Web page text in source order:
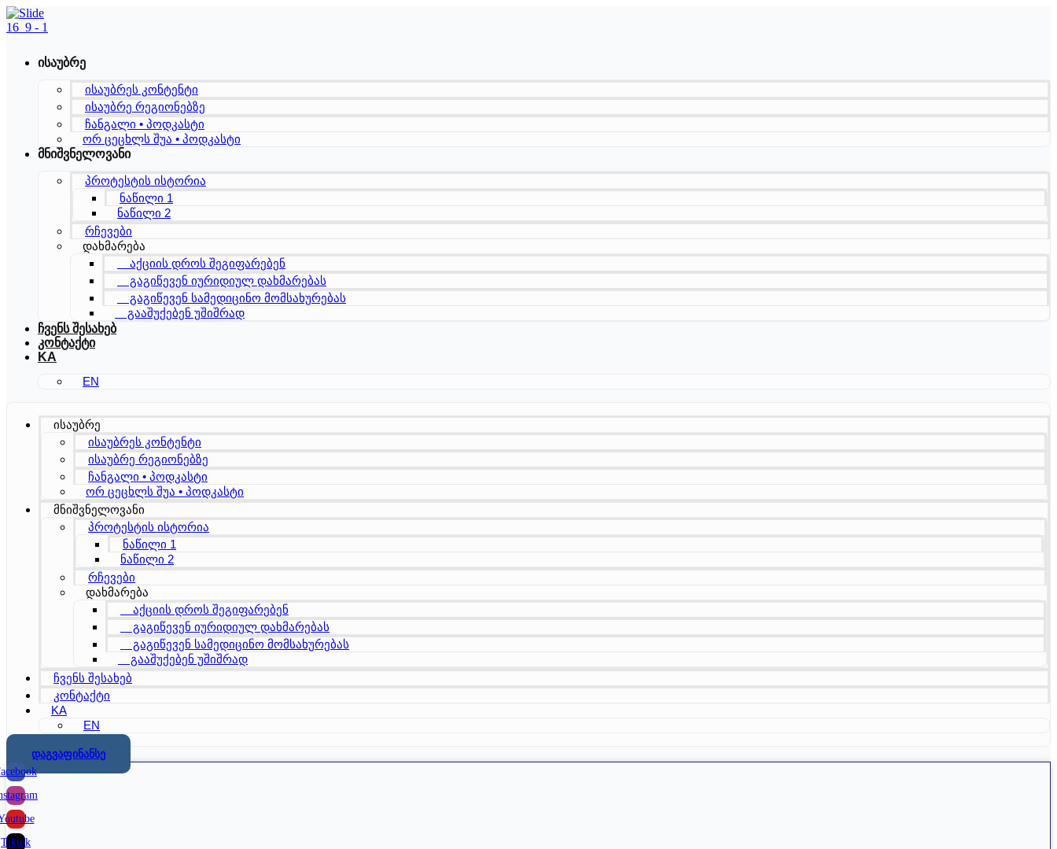
Skip
to
ისაუბრე
ისაუბრეს კონტენტი
ისაუბრე რეგიონებზე
ჩანგალი • პოდკასტი
ორ ცეცხლს შუა • პოდკასტი
მნიშვნელოვანი
პროტესტის ისტორია
ნაწილი 1
ნაწილი 2
რჩევები
დახმარება
აქციის დროს შეგიფარებენ
გაგიწევენ იურიდიულ დახმარებას
გაგიწევენ სამედიცინო მომსახურებას
გააშუქებენ უშიშრად
ჩვენს შესახებ
კონტაქტი
KA
EN
ისაუბრე
ისაუბრეს კონტენტი
ისაუბრე რეგიონებზე
ჩანგალი • პოდკასტი
ორ ცეცხლს შუა • პოდკასტი
მნიშვნელოვანი
პროტესტის ისტორია
ნაწილი 1
ნაწილი 2
რჩევები
დახმარება
აქციის დროს შეგიფარებენ
გაგიწევენ იურიდიულ დახმარებას
გაგიწევენ სამედიცინო მომსახურებას
გააშუქებენ უშიშრად
ჩვენს შესახებ
კონტაქტი
KA
EN
დაგვაფინანსე
Tiktok